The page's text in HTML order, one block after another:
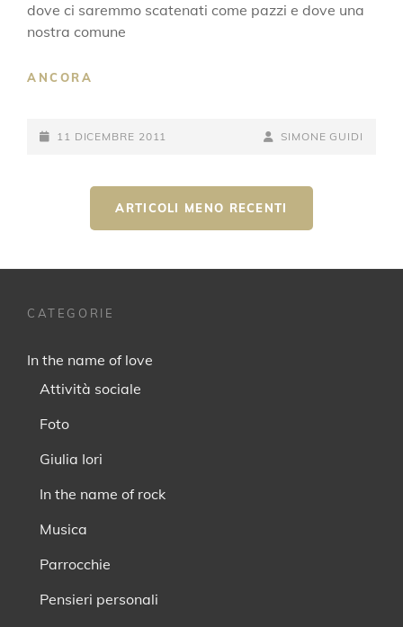
dove ci saremmo scatenati come pazzi e dove una
nostra comune
ANCORA
CON
POSTED-
11 DICEMBRE 2011
BY
BYLINE
SIMONE GUIDI
Navigazione
ARTICOLI MENO RECENTI
CATEGORIE
In the name of love
Attività sociale
Foto
Giulia Iori
In the name of rock
Musica
Parrocchie
Pensieri personali